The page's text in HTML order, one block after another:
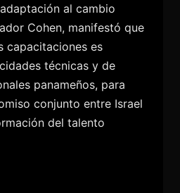
al cambio
Cohen, manifestó que
capacitaciones es
técnicas y de
panameños, para
conjunto entre Israel
del talento